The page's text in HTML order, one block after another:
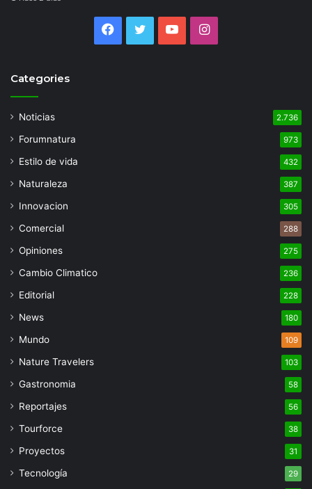
Facebook
TwitterYouTubeInstagram
Categories
Noticias 2.736
Forumnatura 973
Estilo de vida 432
Naturaleza 387
Innovacion 305
Comercial 288
Opiniones 275
Cambio Climatico 236
Editorial 228
News 180
Mundo 109
Nature Travelers 103
Gastronomia 58
Reportajes 56
Tourforce 38
Proyectos 31
Tecnología 29